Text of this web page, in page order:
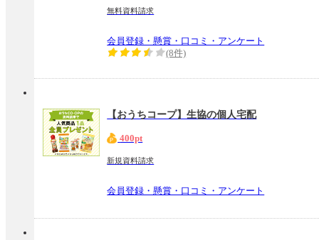
無料資料請求
会員登録・懸賞・口コミ・アンケート
(8件)
【おうちコープ】生協の個人宅配
400pt
新規資料請求
会員登録・懸賞・口コミ・アンケート